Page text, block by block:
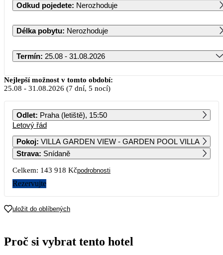
Odkud pojedete: Nerozhoduje
Délka pobytu: Nerozhoduje
Termín: 25.08 - 31.08.2026
Srpen 2026
PO ÚT ST ČT PÁ SO NE
3 4
10
17 18
71 949 71 959 61 239 78 349
Nejlepší možnost v tomto období:
25.08 - 31.08.2026 (7 dní, 5 nocí)
Odlet: Praha (letiště), 15:50
Letový řád
Pokoj: VILLA GARDEN VIEW - GARDEN POOL VILLA
Strava: Snídaně
Celkem: 143 918 Kčpodrobnosti
Rezervujte
uložit do oblíbených
Proč si vybrat tento hotel